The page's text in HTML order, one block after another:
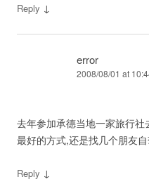
Reply ↓
error
2008/08/01 at
去年参加承德当地一家旅行
最好的方式,还是找几个朋友
Reply ↓